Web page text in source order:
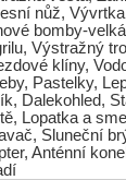
nůž,
bomby-
Výstražný
klíny,
Pastelky,
Dalekohled,
Lopatka a
Sluneční
Anténní